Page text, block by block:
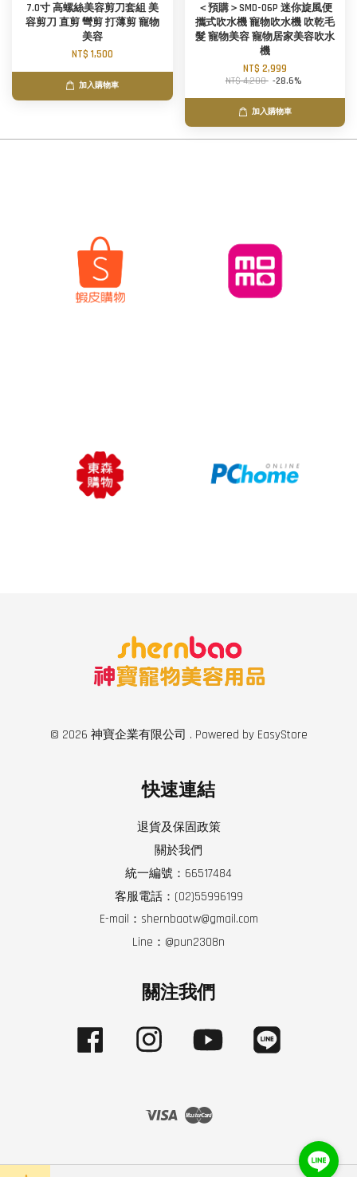
7.0寸 高螺絲美容剪刀套組 美
容剪刀 直剪 彎剪 打薄剪 寵物
美容
NT$ 1,500
加入購物車
＜預購＞SMD-06P 迷你旋風便
攜式吹水機 寵物吹水機 吹乾毛
髮 寵物美容 寵物居家美容吹水
機
NT$ 2,999
NT$ 4,200 -28.6%
加入購物車
© 2026 神寶企業有限公司 . Powered by EasyStore
快速連結
退貨及保固政策
關於我們
統一編號：66517484
客服電話：(02)55996199
E-mail：shernbaotw@gmail.com
Line：@pun2308n
關注我們
Facebook Instagram YouTube
Visa Master